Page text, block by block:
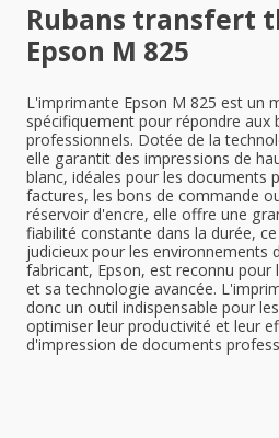
Rubans transfert
Epson M 825
L'imprimante Epson M 825 est un
spécifiquement pour répondre aux
professionnels. Dotée de la
elle garantit des impressions de
blanc, idéales pour les documents
factures, les bons de commande
réservoir d'encre, elle offre une
fiabilité constante dans la durée,
judicieux pour les environnements
fabricant, Epson, est reconnu pour
et sa technologie avancée.
donc un outil indispensable pour
optimiser leur productivité et leur
d'impression de documents